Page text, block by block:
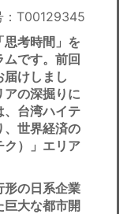
：T00129345
考時間」を
です。前回
けしまし
アの深掘りに
、台湾ハイテ
、世界経済の
ク）」エリア
の日系企業
大な都市開